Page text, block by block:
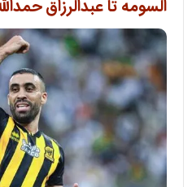
السومه تا عبدالرزاق